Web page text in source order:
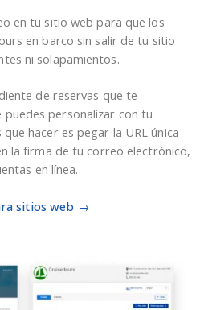
en tu sitio web para que los
en barco sin salir de tu sitio
ni solapamientos.
de reservas que te
personalizar con tu
hacer es pegar la URL única
la firma de tu correo electrónico,
en línea.
sitios web →